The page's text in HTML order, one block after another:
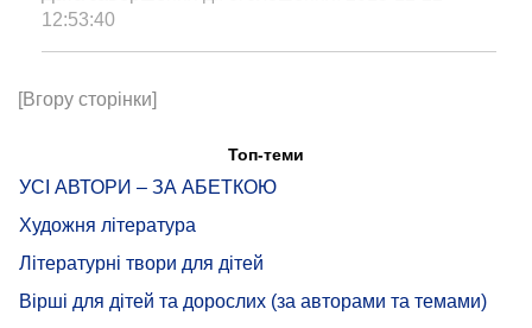
12:53:40
[Вгору сторінки]
Топ-теми
УСІ АВТОРИ – ЗА АБЕТКОЮ
Художня література
Літературні твори для дітей
Вірші для дітей та дорослих (за авторами та темами)